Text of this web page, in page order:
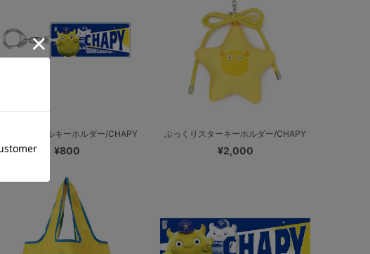
フォトアクリルキーホルダー/CHAPY
¥800
ぷっくりスターキーホルダー/CHAPY
¥2,000